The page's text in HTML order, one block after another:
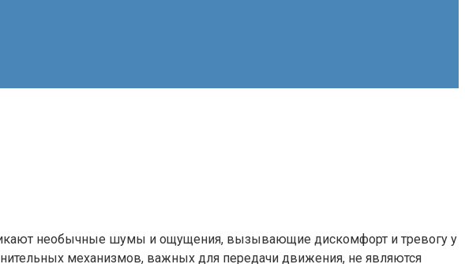
необычные шумы и ощущения, вызывающие дискомфорт и тревогу у
механизмов, важных для передачи движения, не являются